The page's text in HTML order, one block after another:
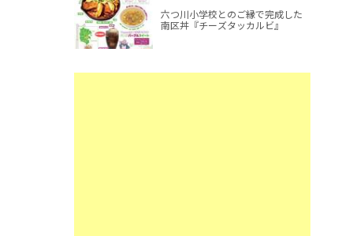
六つ川小学校とのご縁で完成した
南区丼『チーズタッカルビ』